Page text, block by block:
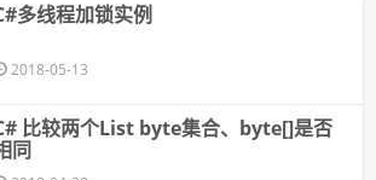
多线程加锁实例
2018-05-13
比较两个List byte集合、byte[]是否
同